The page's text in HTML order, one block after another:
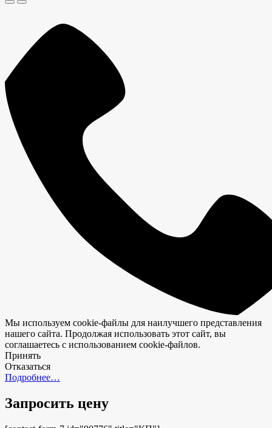
Мы используем cookie-файлы для наилучшего представления
нашего сайта. Продолжая использовать этот сайт, вы
соглашаетесь с использованием cookie-файлов.
Принять
Отказаться
Подробнее…
Запросить цену